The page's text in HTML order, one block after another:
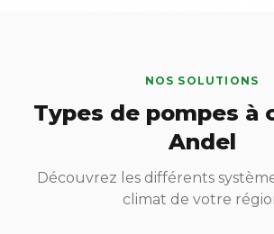
NOS SOLUTIONS
Types de pompes à
Andel
Découvrez les différents
climat de votre